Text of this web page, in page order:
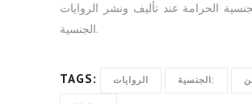
الحرامة عند تأليف ونشر الروايات
الجنسية.
TAGS: الروايات الجنسية: